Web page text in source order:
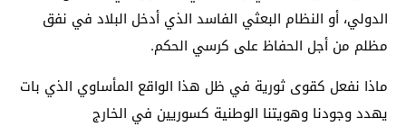
الدولي، أو النظام البعثي الفاسد الذي أدخل البلاد في نفق
مظلم من أجل الحفاظ على كرسي الحكم.
ماذا نفعل كقوى ثورية في ظل هذا الواقع المأساوي الذي بات
يهدد وجودنا وهويتنا الوطنية كسوريين في الخارج